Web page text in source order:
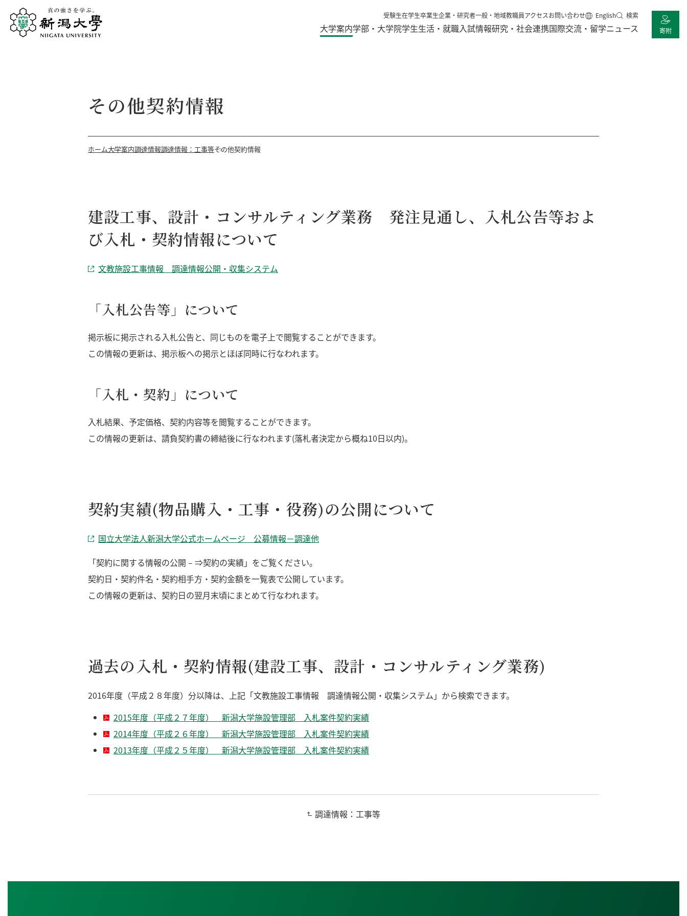
大学案内学部・大学院学生生活・就職入試情報研究・社会連携国際交流・留学ニュース
受験生在学生卒業生企業・研究者一般・地域教職員アクセスお問い合わせ
English
寄附
検索
その他契約情報
ホーム大学案内調達情報調達情報：工事等その他契約情報
建設工事、設計・コンサルティング業務 発注見通し、入札公告等およ
び入札・契約情報について
文教施設工事情報 調達情報公開・収集システム
「入札公告等」について
掲示板に掲示される入札公告と、同じものを電子上で閲覧することができます。
この情報の更新は、掲示板への掲示とほぼ同時に行なわれます。
「入札・契約」について
入札結果、予定価格、契約内容等を閲覧することができます。
この情報の更新は、請負契約書の締結後に行なわれます(落札者決定から概ね10日以内)。
契約実績(物品購入・工事・役務)の公開について
国立大学法人新潟大学公式ホームページ 公募情報－調達他
「契約に関する情報の公開 – ⇒契約の実績」をご覧ください。
契約日・契約件名・契約相手方・契約金額を一覧表で公開しています。
この情報の更新は、契約日の翌月末頃にまとめて行なわれます。
過去の入札・契約情報(建設工事、設計・コンサルティング業務)
2016年度（平成２８年度）分以降は、上記「文教施設工事情報 調達情報公開・収集システム」から検索できます。
2015年度（平成２７年度） 新潟大学施設管理部 入札案件契約実績
2014年度（平成２６年度） 新潟大学施設管理部 入札案件契約実績
2013年度（平成２５年度） 新潟大学施設管理部 入札案件契約実績
調達情報：工事等